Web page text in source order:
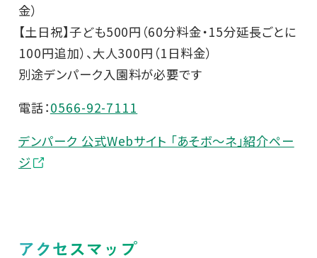
金）
【土日祝】子ども500円（60分料金・15分延長ごとに
100円追加）、大人300円（1日料金）
別途デンパーク入園料が必要です
電話：0566-92-7111
デンパーク 公式Webサイト 「あそボ～ネ」紹介ペー
ジ
アクセスマップ